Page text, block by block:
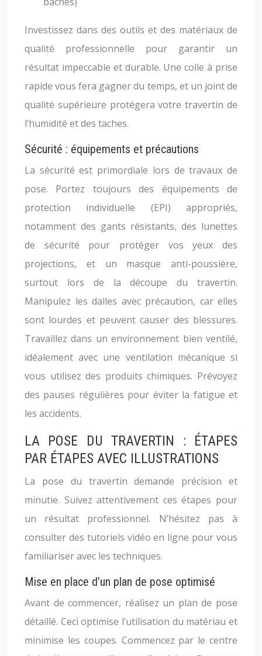
Investissez dans des outils et des matériaux de
qualité professionnelle pour garantir un
résultat impeccable et durable. Une colle à prise
rapide vous fera gagner du temps, et un joint de
qualité supérieure protégera votre travertin de
l’humidité et des taches.
Sécurité : équipements et précautions
La sécurité est primordiale lors de travaux de
pose. Portez toujours des équipements de
protection individuelle (EPI) appropriés,
notamment des gants résistants, des lunettes
de sécurité pour protéger vos yeux des
projections, et un masque anti-poussière,
surtout lors de la découpe du travertin.
Manipulez les dalles avec précaution, car elles
sont lourdes et peuvent causer des blessures.
Travaillez dans un environnement bien ventilé,
idéalement avec une ventilation mécanique si
vous utilisez des produits chimiques. Prévoyez
des pauses régulières pour éviter la fatigue et
les accidents.
LA POSE DU TRAVERTIN : ÉTAPES
PAR ÉTAPES AVEC ILLUSTRATIONS
La pose du travertin demande précision et
minutie. Suivez attentivement ces étapes pour
un résultat professionnel. N’hésitez pas à
consulter des tutoriels vidéo en ligne pour vous
familiariser avec les techniques.
Mise en place d’un plan de pose optimisé
Avant de commencer, réalisez un plan de pose
détaillé. Ceci optimise l’utilisation du matériau et
minimise les coupes. Commencez par le centre